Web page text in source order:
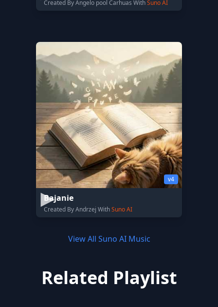
Created By Angelo pool Carhuas WithSuno AI
v4
Bajanie
Created By Andrzej WithSuno AI
View All Suno AI Music
Related Playlist